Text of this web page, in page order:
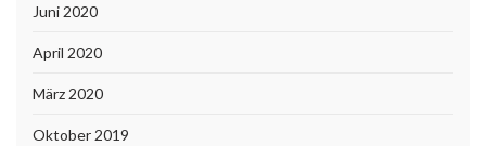
Juni 2020
April 2020
März 2020
Oktober 2019